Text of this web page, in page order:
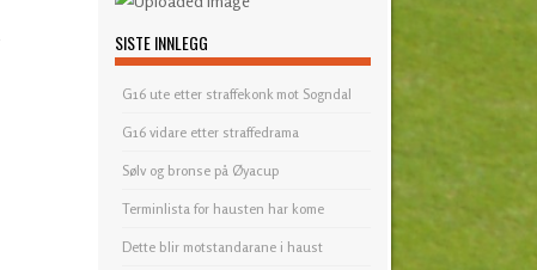
SISTE INNLEGG
G16 ute etter straffekonk mot Sogndal
G16 vidare etter straffedrama
Sølv og bronse på Øyacup
Terminlista for hausten har kome
Dette blir motstandarane i haust